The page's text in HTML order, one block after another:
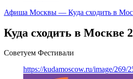
Афиша Москвы — Куда сходить в
Куда сходить в Москве
Советуем Фестивали
https://kudamoscow.ru/image/269/